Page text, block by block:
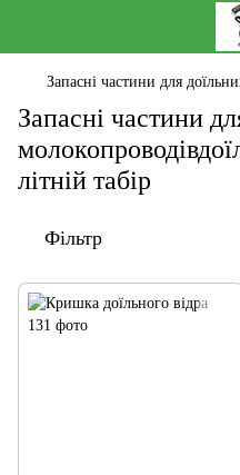
Запасні частини для
Запасні частини
літній табір
Фільтр